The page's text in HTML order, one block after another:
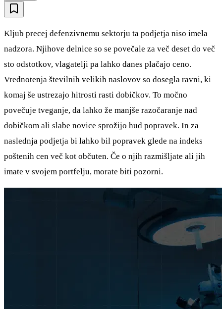
Kljub precej defenzivnemu sektorju ta podjetja niso imela
nadzora. Njihove delnice so se povečale za več deset do več
sto odstotkov, vlagatelji pa lahko danes plačajo ceno.
Vrednotenja številnih velikih naslovov so dosegla ravni, ki
komaj še ustrezajo hitrosti rasti dobičkov. To močno
povečuje tveganje, da lahko že manjše razočaranje nad
dobičkom ali slabe novice sprožijo hud popravek. In za
naslednja podjetja bi lahko bil popravek glede na indeks
poštenih cen več kot občuten. Če o njih razmišljate ali jih
imate v svojem portfelju, morate biti pozorni.